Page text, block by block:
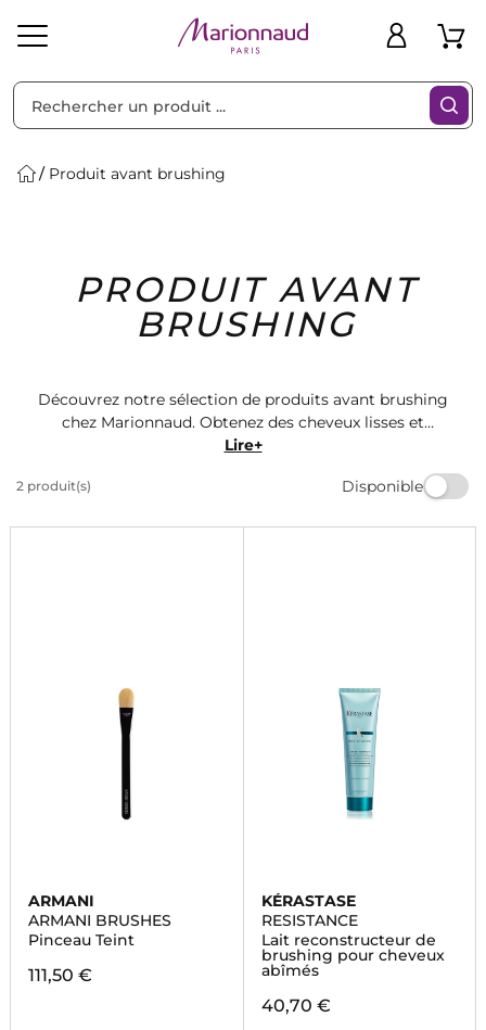
Solaire Homme Marques Idées
Cadeaux
Bons
Plans
Produit avant brushing
PRODUIT AVANT
BRUSHING
Découvrez notre sélection de produits avant brushing
chez Marionnaud. Obtenez des cheveux lisses et
brillants avec nos soins capillaires de qualité. Trouvez
dommages causés par la chaleur. Faites de votre
Lire+
2 produit(s) Disponible
Filtres
ARMANI
ARMANI BRUSHES
Pinceau Teint
111,50 €
KÉRASTASE
RESISTANCE
Lait reconstructeur de
brushing pour cheveux
abîmés
40,70 €